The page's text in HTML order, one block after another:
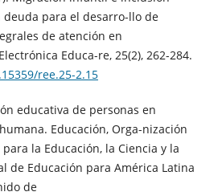
para el desarro-llo de
de atención en
Educa-re, 25(2), 262-284.
ree.25-2.15
educativa de personas en
Educación, Orga-nización
la Educación, la Ciencia y la
de Educación para América Latina
de